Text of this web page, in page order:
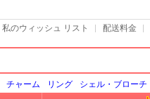
私のウィッシュ リスト 配送料金
チャーム リング シェル・ブローチ